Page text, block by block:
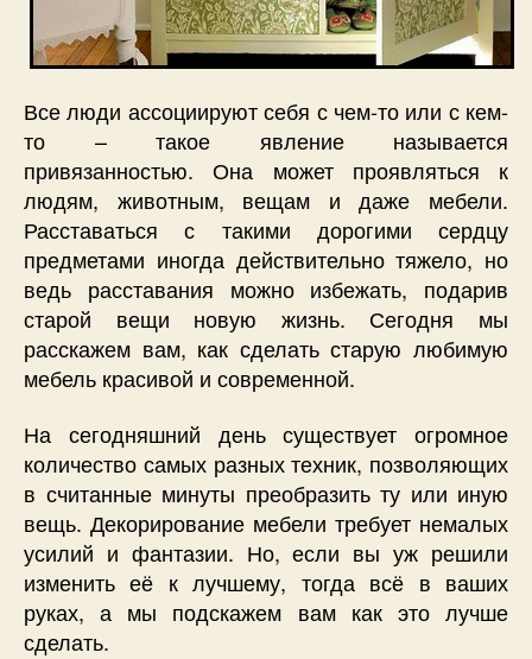
Все люди ассоциируют себя с чем-то или с кем-
то – такое явление называется
привязанностью. Она может проявляться к
людям, животным, вещам и даже мебели.
Расставаться с такими дорогими сердцу
предметами иногда действительно тяжело, но
ведь расставания можно избежать, подарив
старой вещи новую жизнь. Сегодня мы
расскажем вам, как сделать старую любимую
мебель красивой и современной.
На сегодняшний день существует огромное
количество самых разных техник, позволяющих
в считанные минуты преобразить ту или иную
вещь. Декорирование мебели требует немалых
усилий и фантазии. Но, если вы уж решили
изменить её к лучшему, тогда всё в ваших
руках, а мы подскажем вам как это лучше
сделать.